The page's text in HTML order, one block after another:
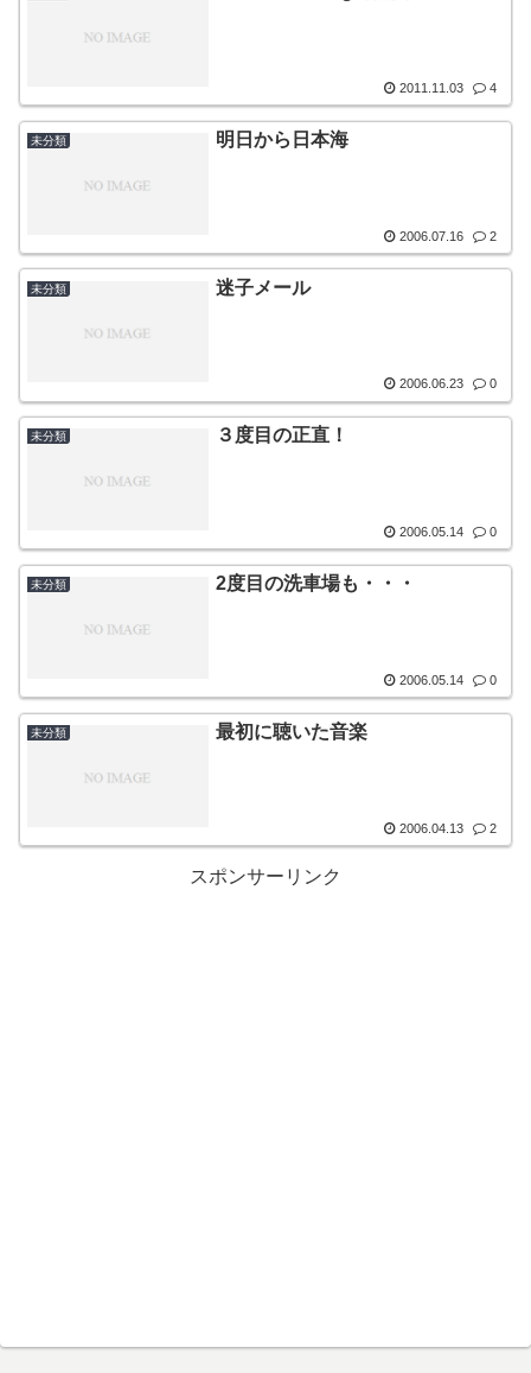
2011.11.03 4
未分類 明日から日本海
2006.07.16 2
未分類 迷子メール
2006.06.23 0
未分類 ３度目の正直！
2006.05.14 0
未分類 2度目の洗車場も・・・
2006.05.14 0
未分類 最初に聴いた音楽
2006.04.13 2
スポンサーリンク